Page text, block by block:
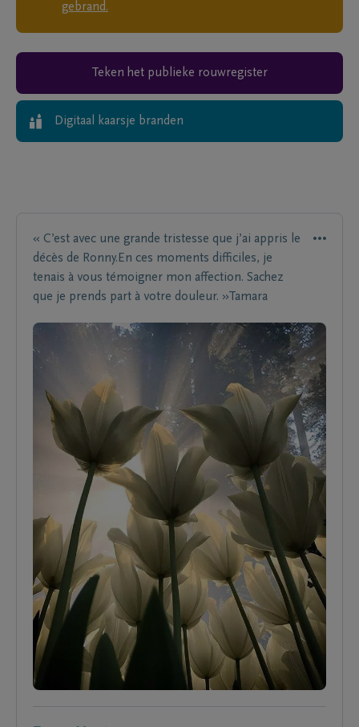
gebrand.
Teken het publieke rouwregister
Digitaal kaarsje branden
« C’est avec une grande tristesse que j’ai appris le
décès de Ronny.En ces moments difficiles, je
tenais à vous témoigner mon affection. Sachez
que je prends part à votre douleur. »Tamara